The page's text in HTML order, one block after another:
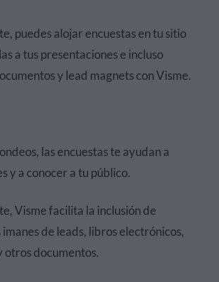
puedes alojar encuestas en tu sitio
a tus presentaciones e incluso
y lead magnets con Visme.
las encuestas te ayudan a
y a conocer a tu público.
Visme facilita la inclusión de
imanes de leads, libros electrónicos,
otros documentos.